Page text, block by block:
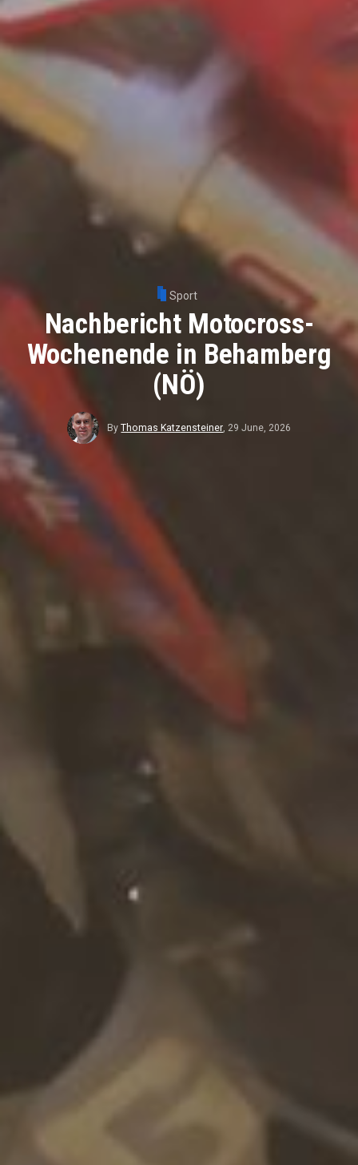
Sport
Nachbericht Motocross-
Wochenende in Behamberg
(NÖ)
ByThomas Katzensteiner, 29 June, 2026